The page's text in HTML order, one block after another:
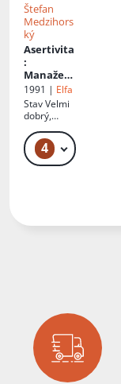
Štefan
Medzihors
ký
Asertivita
:
Manažerů
m,
učitelům,
řečníkům
podnikat
elům
1991 | Elfa
StavVelmi
dobrý,
4 59 Kč